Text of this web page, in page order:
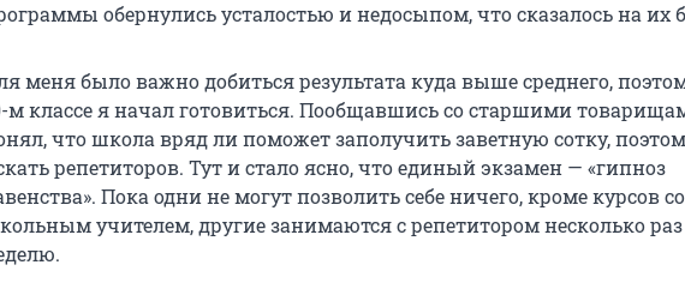
обернулись усталостью и недосыпом, что сказалось на их
меня было важно добиться результата куда выше среднего,
м классе я начал готовиться. Пообщавшись со старшими
что школа вряд ли поможет заполучить заветную сотку,
репетиторов. Тут и стало ясно, что единый экзамен — «гипноз
Пока одни не могут позволить себе ничего, кроме курсов со
учителем, другие занимаются с репетитором несколько